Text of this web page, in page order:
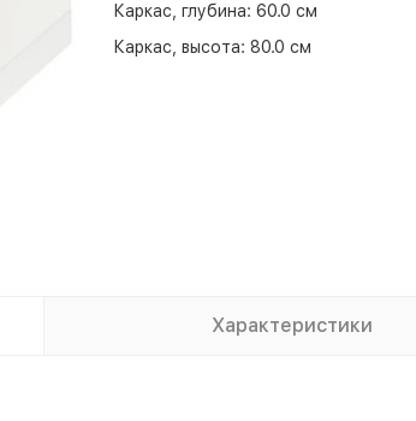
Каркас, глубина: 60.0 см
Каркас, высота: 80.0 см
Характеристики